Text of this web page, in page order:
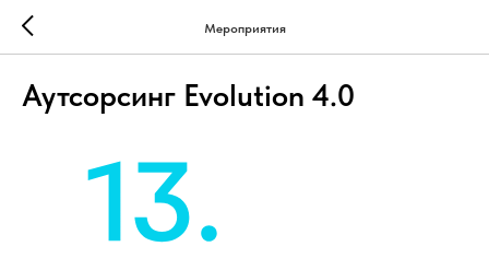
Мероприятия
Аутсорсинг Evolution 4.0